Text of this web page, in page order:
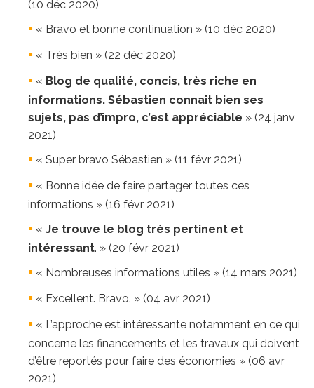
(10 déc 2020)
« Bravo et bonne continuation » (10 déc 2020)
« Très bien » (22 déc 2020)
« Blog de qualité, concis, très riche en
informations. Sébastien connait bien ses
sujets, pas d’impro, c’est appréciable » (24 janv
2021)
« Super bravo Sébastien » (11 févr 2021)
« Bonne idée de faire partager toutes ces
informations » (16 févr 2021)
« Je trouve le blog très pertinent et
intéressant. » (20 févr 2021)
« Nombreuses informations utiles » (14 mars 2021)
« Excellent. Bravo. » (04 avr 2021)
« L’approche est intéressante notamment en ce qui
concerne les financements et les travaux qui doivent
d’être reportés pour faire des économies » (06 avr
2021)